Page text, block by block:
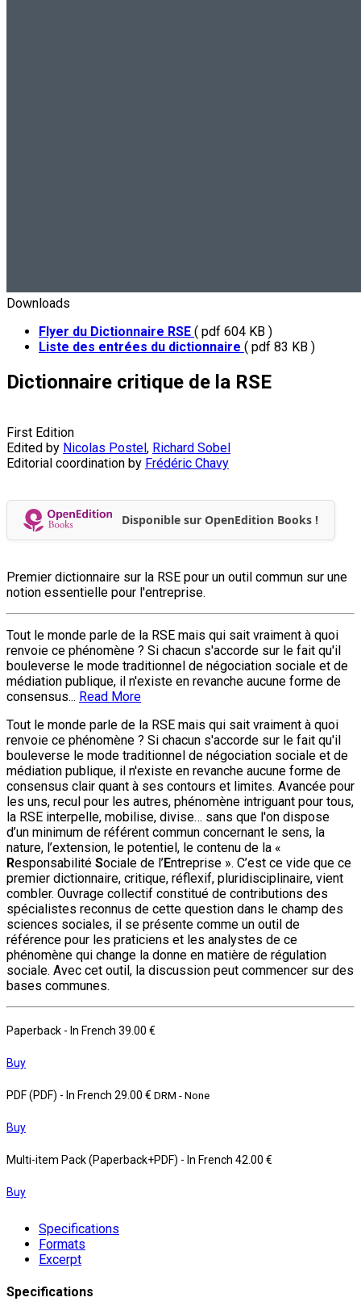
Downloads
Flyer du Dictionnaire RSE ( pdf 604 KB )
Liste des entrées du dictionnaire ( pdf 83 KB )
Dictionnaire critique de la RSE
First Edition
Edited by Nicolas Postel, Richard Sobel
Editorial coordination by Frédéric Chavy
Disponible sur OpenEdition Books !
Premier dictionnaire sur la RSE pour un outil commun sur une
notion essentielle pour l'entreprise.
Tout le monde parle de la RSE mais qui sait vraiment à quoi
renvoie ce phénomène ? Si chacun s'accorde sur le fait qu'il
bouleverse le mode traditionnel de négociation sociale et de
médiation publique, il n'existe en revanche aucune forme de
consensus... Read More
Tout le monde parle de la RSE mais qui sait vraiment à quoi
renvoie ce phénomène ? Si chacun s'accorde sur le fait qu'il
bouleverse le mode traditionnel de négociation sociale et de
médiation publique, il n'existe en revanche aucune forme de
consensus clair quant à ses contours et limites. Avancée pour
les uns, recul pour les autres, phénomène intriguant pour tous,
la RSE interpelle, mobilise, divise… sans que l'on dispose
d’un minimum de référent commun concernant le sens, la
nature, l’extension, le potentiel, le contenu de la «
Responsabilité Sociale de l’Entreprise ». C’est ce vide que ce
premier dictionnaire, critique, réflexif, pluridisciplinaire, vient
combler. Ouvrage collectif constitué de contributions des
spécialistes reconnus de cette question dans le champ des
sciences sociales, il se présente comme un outil de
référence pour les praticiens et les analystes de ce
phénomène qui change la donne en matière de régulation
sociale. Avec cet outil, la discussion peut commencer sur des
bases communes.
Paperback - In French 39.00 €
Buy
PDF (PDF) - In French 29.00 € DRM - None
Buy
Multi-item Pack (Paperback+PDF) - In French 42.00 €
Buy
Specifications
Formats
Excerpt
Specifications